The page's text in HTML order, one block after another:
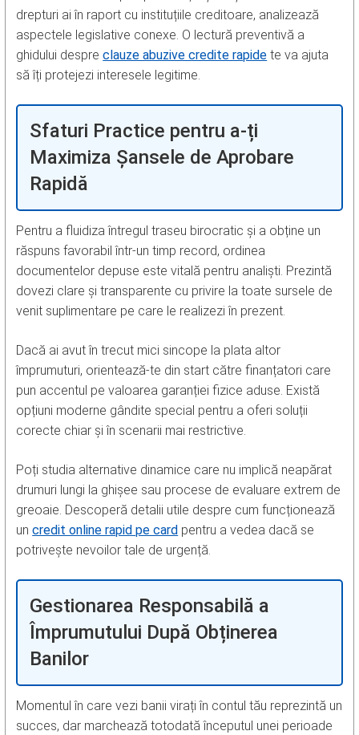
drepturi ai în raport cu instituțiile creditoare, analizează
aspectele legislative conexe. O lectură preventivă a
ghidului despreclauze abuzive credite rapide te va ajuta
să îți protejezi interesele legitime.
Sfaturi Practice pentru a-ți
Maximiza Șansele de Aprobare
Rapidă
Pentru a fluidiza întregul traseu birocratic și a obține un
răspuns favorabil într-un timp record, ordinea
documentelor depuse este vitală pentru analiști. Prezintă
dovezi clare și transparente cu privire la toate sursele de
venit suplimentare pe care le realizezi în prezent.
Dacă ai avut în trecut mici sincope la plata altor
împrumuturi, orientează-te din start către finanțatori care
pun accentul pe valoarea garanției fizice aduse. Există
opțiuni moderne gândite special pentru a oferi soluții
corecte chiar și în scenarii mai restrictive.
Poți studia alternative dinamice care nu implică neapărat
drumuri lungi la ghișee sau procese de evaluare extrem de
greoaie. Descoperă detalii utile despre cum funcționează
uncredit online rapid pe card pentru a vedea dacă se
potrivește nevoilor tale de urgență.
Gestionarea Responsabilă a
Împrumutului După Obținerea
Banilor
Momentul în care vezi banii virați în contul tău reprezintă un
succes, dar marchează totodată începutul unei perioade